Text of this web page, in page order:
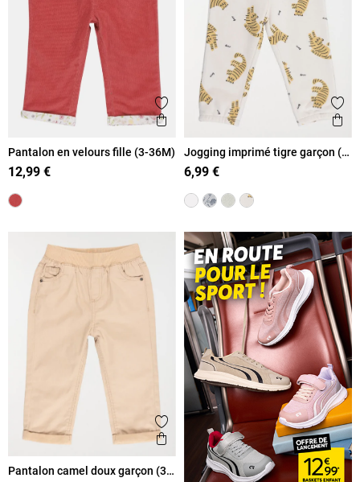
Ajouter aux favoris
Aperçu rapide
Pantalon en velours fille (3-36M)
12,99 €
Jogging imprimé tigre garçon (3-
36M)
6,99 €
Ajouter aux favoris
Aperçu rapide
Pantalon camel doux garçon (3-